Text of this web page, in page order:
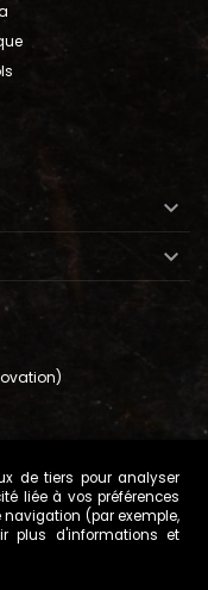
de tiers pour analyser
liée à vos préférences
(par exemple,
plus d'informations et

